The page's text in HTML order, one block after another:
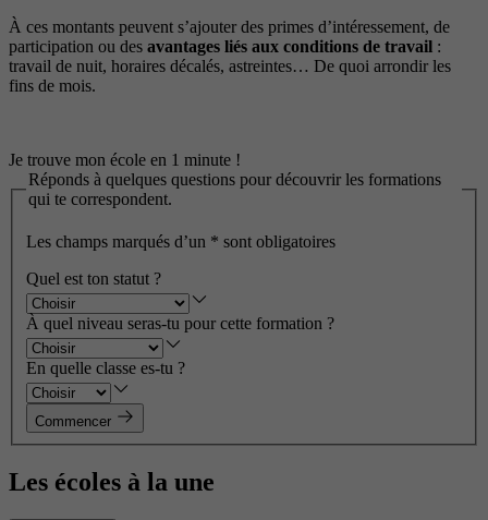
À ces montants peuvent s’ajouter des primes d’intéressement, de
participation ou des avantages liés aux conditions de travail :
travail de nuit, horaires décalés, astreintes… De quoi arrondir les
fins de mois.
Je trouve mon école en 1 minute !
Réponds à quelques questions pour découvrir les formations
qui te correspondent.
Les champs marqués d’un * sont obligatoires
Quel est ton statut ?
À quel niveau seras-tu pour cette formation ?
En quelle classe es-tu ?
Commencer
Les écoles à la une